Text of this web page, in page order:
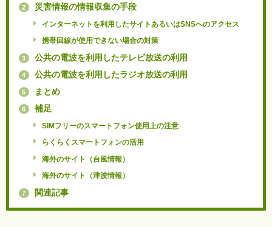
2 災害情報の情報収集の手段
インターネットを利用したサイトあるいはSNSへのアクセス
携帯回線が使用できない場合の対策
3 公共の電波を利用したテレビ放送の利用
4 公共の電波を利用したラジオ放送の利用
5 まとめ
6 補足
SIMフリーのスマートフォン使用上の注意
らくらくスマートフォンの活用
海外のサイト（台風情報）
海外のサイト（津波情報）
7 関連記事